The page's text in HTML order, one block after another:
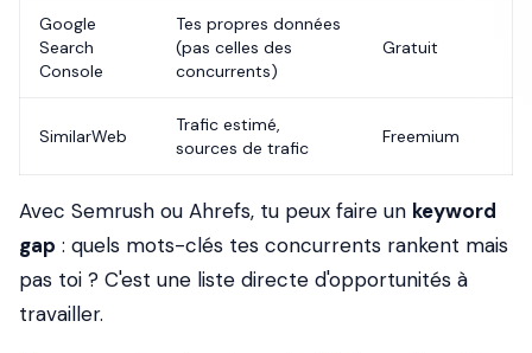
Google
Search
Console
Tes propres données
(pas celles des
concurrents)
Gratuit
SimilarWeb
Trafic estimé,
sources de trafic
Freemium
Avec Semrush ou Ahrefs, tu peux faire un keyword
gap : quels mots-clés tes concurrents rankent mais
pas toi ? C'est une liste directe d'opportunités à
travailler.